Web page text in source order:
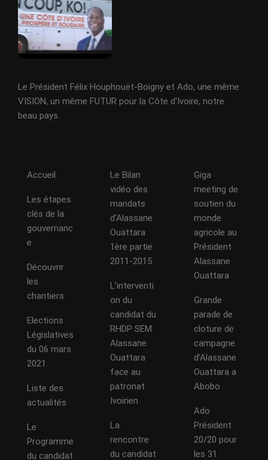
Le Président Félix Houphouët-Boigny et Ado, une même
VISION, un même FUTUR pour la Côte d'Ivoire, notre
beau pays.
Accueil
Les étapes
clés de la
gouvernanc
e
Découvrir
les
chantiers
Elections
Législatives
du 06 mars
2021.
Liste des
actualités
Le
Programme
du candidat
Le Bilan
vidéo des
mandats
d’Alassane
Ouattara
1ère partie
2011-2015
L’interventi
on du
candidat du
RHDP SEM
Alassane
Ouattara
face au
patronat
Ivoirien
La
rencontre
du candidat
Giga
meeting de
soutien du
monde
agricole au
Président
Alassane
Ouattara
Grande
parade de
cloture de
campagne
d’Alassane
Ouattara a
Abobo
Ado
Président
20/20 pour
les 31